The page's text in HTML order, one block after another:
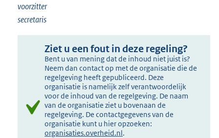
voorzitter
secretaris
Ziet u een fout in deze regeling?
Bent u van mening dat de inhoud niet juist is?
Neem dan contact op met de organisatie die de
regelgeving heeft gepubliceerd. Deze
organisatie is namelijk zelf verantwoordelijk
voor de inhoud van de regelgeving. De naam
van de organisatie ziet u bovenaan de
regelgeving. De contactgegevens van de
organisatie kunt u hier opzoeken:
organisaties.overheid.nl.